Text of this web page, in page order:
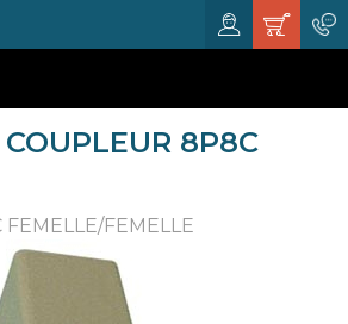
8P8C
FEMELLE